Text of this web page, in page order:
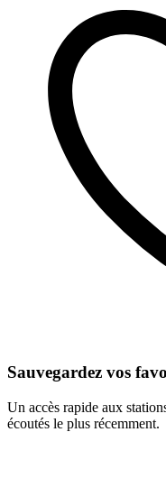
Sauvegardez vos
Un accès rapide aux
écoutés le plus récemment.